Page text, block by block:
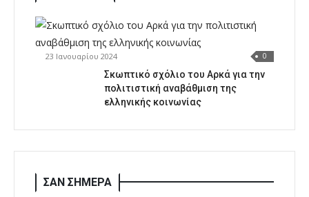
23 Ιανουαρίου 2024 0
Σκωπτικό σχόλιο του Αρκά για την
πολιτιστική αναβάθμιση της
ελληνικής κοινωνίας
ΣΑΝ ΣΗΜΕΡΑ